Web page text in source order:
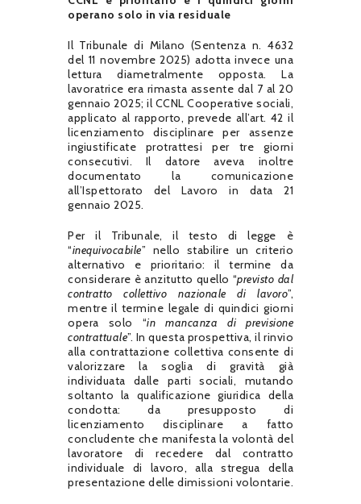
operano solo in via residuale
Il Tribunale di Milano (Sentenza n. 4632
del 11 novembre 2025) adotta invece una
lettura diametralmente opposta. La
lavoratrice era rimasta assente dal 7 al 20
gennaio 2025; il CCNL Cooperative sociali,
applicato al rapporto, prevede all’art. 42 il
licenziamento disciplinare per assenze
ingiustificate protrattesi per tre giorni
consecutivi. Il datore aveva inoltre
documentato la comunicazione
all’Ispettorato del Lavoro in data 21
gennaio 2025.
Per il Tribunale, il testo di legge è
“inequivocabile” nello stabilire un criterio
alternativo e prioritario: il termine da
considerare è anzitutto quello “previsto dal
contratto collettivo nazionale di lavoro”,
mentre il termine legale di quindici giorni
opera solo “in mancanza di previsione
contrattuale”. In questa prospettiva, il rinvio
alla contrattazione collettiva consente di
valorizzare la soglia di gravità già
individuata dalle parti sociali, mutando
soltanto la qualificazione giuridica della
condotta: da presupposto di
licenziamento disciplinare a fatto
concludente che manifesta la volontà del
lavoratore di recedere dal contratto
individuale di lavoro, alla stregua della
presentazione delle dimissioni volontarie.